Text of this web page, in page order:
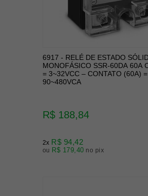
6917 - RELÉ DE ESTADO
MONOFÁSICO SSR-60DA 60A
= 3~32VCC – CONTATO (60A) =
90~480VCA
R$ 188,84
2x R$ 94,42
ou R$ 179,40 no pix